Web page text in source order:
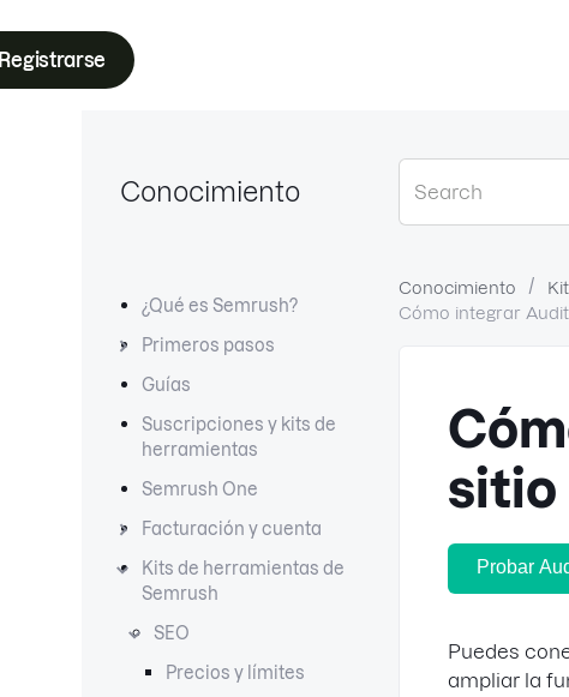
Registrarse
Conocimiento
¿Qué es Semrush?
Primeros pasos
Guías
Suscripciones y kits de
herramientas
Semrush One
Facturación y cuenta
Kits de herramientas de
Semrush
SEO
Precios y límites
Conocimiento
Cómo integrar
sitio
Probar
Puedes
ampliar la